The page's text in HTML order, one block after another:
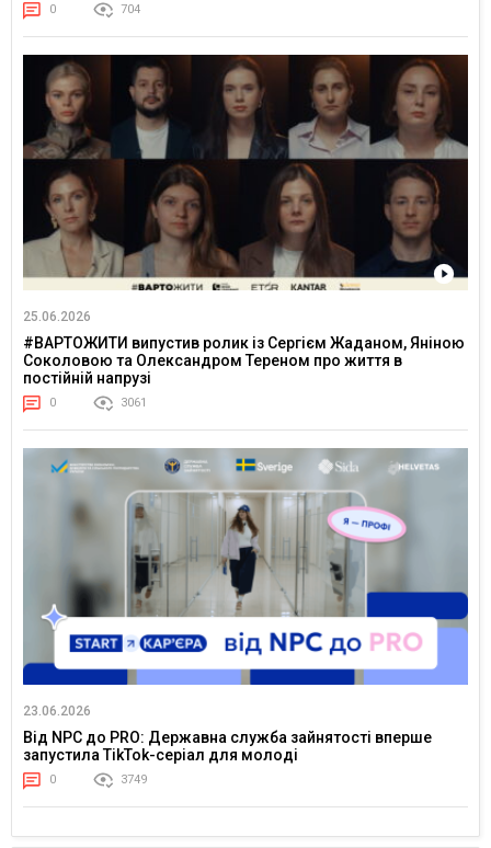
0 704
25.06.2026
#ВАРТОЖИТИ випустив ролик із Сергієм Жаданом, Яніною
Соколовою та Олександром Тереном про життя в
постійній напрузі
0 3061
23.06.2026
Від NPC до PRO: Державна служба зайнятості вперше
запустила TikTok-серіал для молоді
0 3749